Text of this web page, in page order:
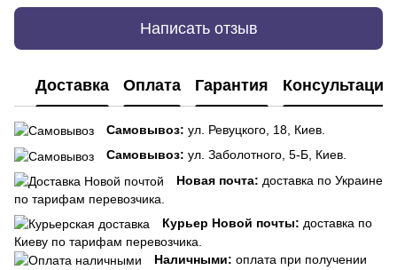
Написать отзыв
Доставка Оплата Гарантия Консультация
Самовывоз: ул. Ревуцкого, 18, Киев.
Самовывоз: ул. Заболотного, 5-Б, Киев.
Новая почта: доставка по Украине
по тарифам перевозчика.
Курьер Новой почты: доставка по
Киеву по тарифам перевозчика.
Наличными: оплата при получении